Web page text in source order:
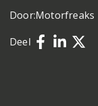
Door:Motorfreaks
Deel